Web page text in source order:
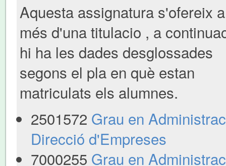
Aquesta assignatura s'ofereix a
més d'una titulacio , a
hi ha les dades desglossades
segons el pla en què estan
matriculats els alumnes.
2501572 Grau en
Direcció d'Empreses
7000255 Grau en